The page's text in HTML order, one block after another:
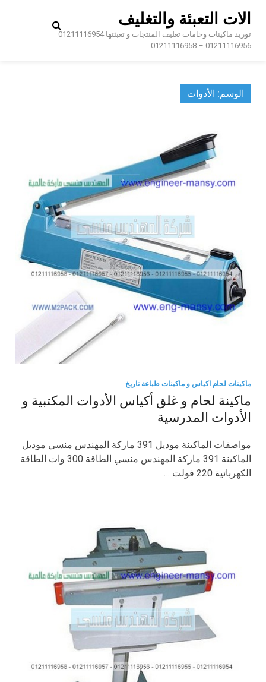
content
الات التعبئة والتغليف
توريد ماكينات وخامات تغليف المنتجات و تعبئتها 01211116954 –
01211116956 – 01211116958
الوسم: الأدوات
ماكينات لحام اكياس و ماكينات طباعة تاريخ
ماكينة لحام و غلق أكياس الأدوات المكتبية و
الأدوات المدرسية
مواصفات الماكينة موديل 391 ماركة المهندس منسي موديل
الماكينة 391 ماركة المهندس منسي الطاقة 300 وات الطاقة
الكهربائية 220 فولت …